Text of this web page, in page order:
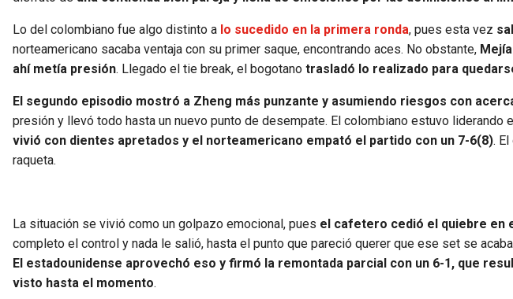
Lo del colombiano fue algo distinto a lo sucedido en la primera ronda, pues esta vez
norteamericano sacaba ventaja con su primer saque, encontrando aces. No obstante,
ahí metía presión. Llegado el tie break, el bogotano trasladó lo realizado para
El segundo episodio mostró a Zheng más punzante y asumiendo riesgos con
presión y llevó todo hasta un nuevo punto de desempate. El colombiano estuvo liderando
vivió con dientes apretados y el norteamericano empató el partido con un 7-6(8).
raqueta.
La situación se vivió como un golpazo emocional, pues el cafetero cedió el quiebre en
completo el control y nada le salió, hasta el punto que pareció querer que ese set se
El estadounidense aprovechó eso y firmó la remontada parcial con un 6-1, que
visto hasta el momento.